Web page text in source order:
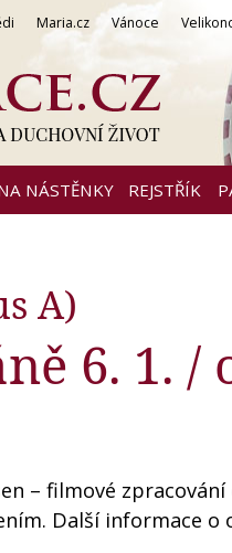
Maria.cz Vánoce
NÁSTĚNKY REJSTŘÍK
A)
6. 1.
– filmové
Další informace o